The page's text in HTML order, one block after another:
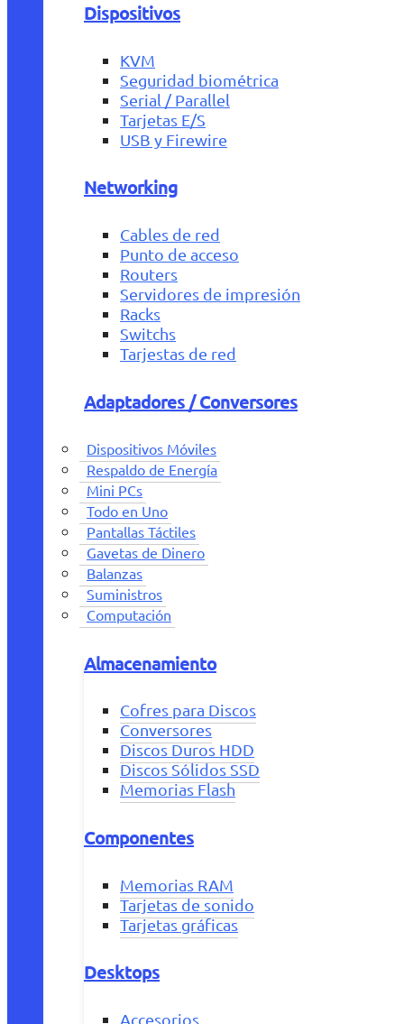
Dispositivos
KVM
Seguridad biométrica
Serial / Parallel
Tarjetas E/S
USB y Firewire
Networking
Cables de red
Punto de acceso
Routers
Servidores de impresión
Racks
Switchs
Tarjestas de red
Adaptadores / Conversores
Dispositivos Móviles
Respaldo de Energía
Mini PCs
Todo en Uno
Pantallas Táctiles
Gavetas de Dinero
Balanzas
Suministros
Computación
Almacenamiento
Cofres para Discos
Conversores
Discos Duros HDD
Discos Sólidos SSD
Memorias Flash
Componentes
Memorias RAM
Tarjetas de sonido
Tarjetas gráficas
Desktops
Accesorios